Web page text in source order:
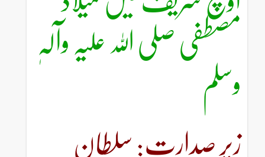
مصطفی صلی اللہ علیہ وآلہٖ
وسلم
زیرِ صدارت: سلطان